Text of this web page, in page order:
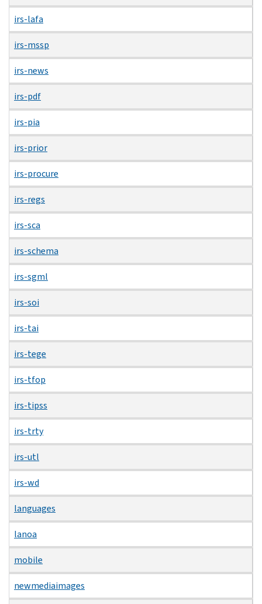
irs-lafa
irs-mssp
irs-news
irs-pdf
irs-pia
irs-prior
irs-procure
irs-regs
irs-sca
irs-schema
irs-sgml
irs-soi
irs-tai
irs-tege
irs-tfop
irs-tipss
irs-trty
irs-utl
irs-wd
languages
lanoa
mobile
newmediaimages